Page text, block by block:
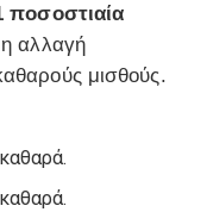
ποσοστιαία
αλλαγή
μισθούς.
καθαρά.
καθαρά.